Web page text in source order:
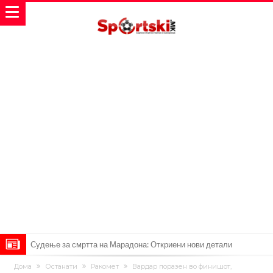
Дилеми повеќе нема: Познато е кога Родри ќе стане новиот
Дома Останати Ракомет
Вардар поразен во финишот,